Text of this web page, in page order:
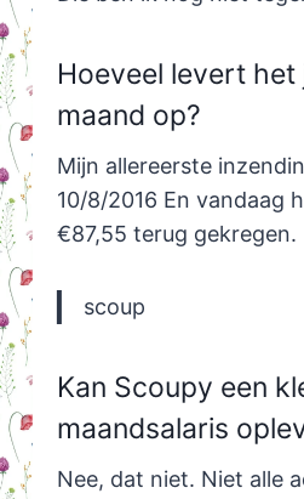
Hoeveel levert het
maand op?
Mijn allereerste
10/8/2016 En vandaag
€87,55 terug gekregen.
scoup
Kan Scoupy een
maandsalaris
Nee, dat niet. Niet alle